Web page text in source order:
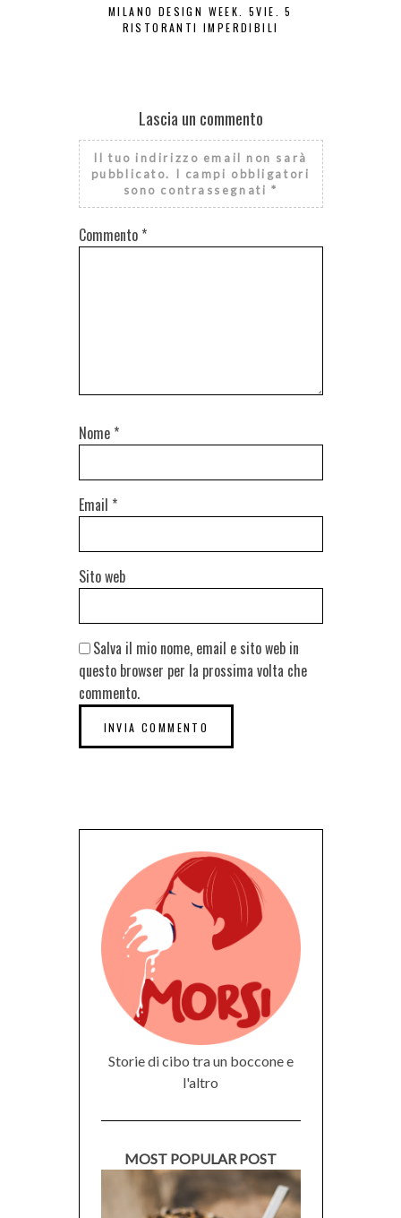
MILANO DESIGN WEEK. 5VIE. 5
RISTORANTI IMPERDIBILI
Lascia un commento
Il tuo indirizzo email non sarà
pubblicato.
I campi obbligatori
sono contrassegnati *
Commento *
Nome *
Email *
Sito web
Salva il mio nome, email e sito web in
questo browser per la prossima volta che
commento.
Storie di cibo tra un boccone e
l'altro
MOST POPULAR POST